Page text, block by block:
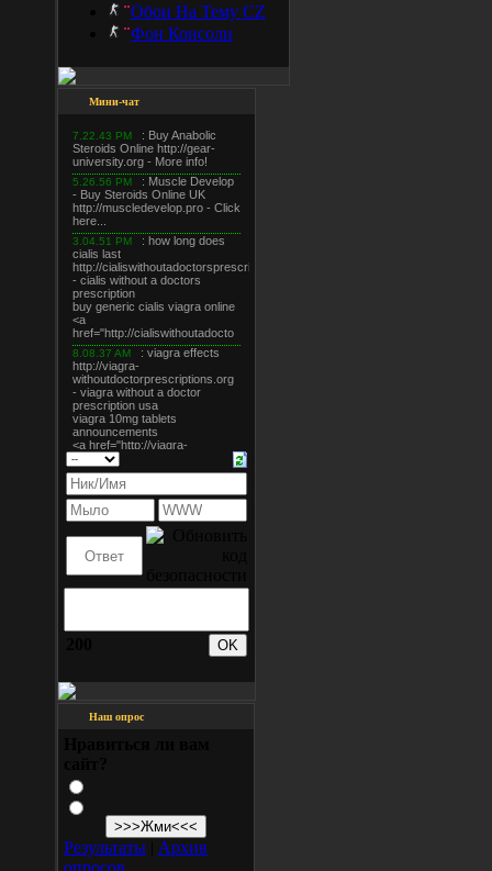
Обои На Тему CZ
Фон Консоли
Мини-чат
Наш опрос
Результаты
Архив
опросов